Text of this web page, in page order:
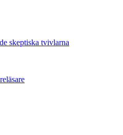
skeptiska tvivlarna